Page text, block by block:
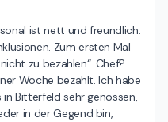
ist nett und freundlich.
Zum ersten Mal
zu bezahlen“. Chef?
Woche bezahlt. Ich habe
Bitterfeld sehr genossen,
in der Gegend bin,